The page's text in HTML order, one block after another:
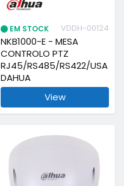
EM STOCK VDDH-00124
NKB1000-E - MESA
CONTROLO PTZ
RJ45/RS485/RS422/USA
DAHUA
View